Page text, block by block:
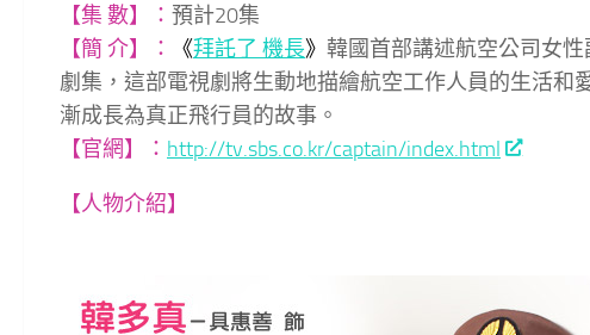
【集 數】： 預計20集
【簡 介】：
《拜託了 機長》 韓國首部講述航空公司女
劇集，這部電視劇將生動地描繪航空工作人員的生活
漸成長為真正飛行員的故事。
【官網】： http://tv.sbs.co.kr/captain/index.html
【人物介紹】